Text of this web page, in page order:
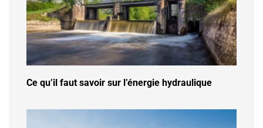
Ce qu’il faut savoir sur l’énergie hydraulique